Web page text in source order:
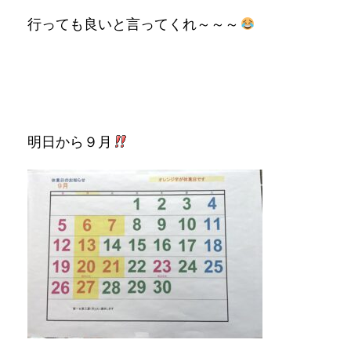
行っても良いと言ってくれ～～～
明日から９月